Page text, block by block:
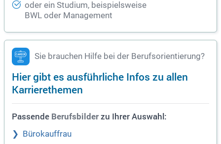
oder ein Studium, beispielsweise
BWL oder Management
Sie brauchen Hilfe bei der Berufsorientierung?
Hier gibt es ausführliche Infos zu allen
Karrierethemen
Passende Berufsbilder zu Ihrer Auswahl:
Bürokauffrau